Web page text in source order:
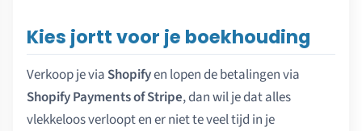
Kies jortt voor je boekhouding
Verkoop je via Shopifyen lopen de betalingen via
Shopify Payments of Stripe, dan wil je dat alles
vlekkeloos verloopt en er niet te veel tijd in je